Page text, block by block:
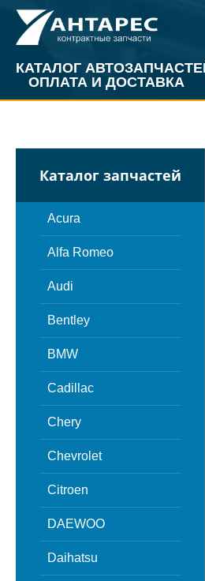
КАТАЛОГ
ОПЛАТА И ДОСТАВКА
Каталог запчастей
Acura
Alfa Romeo
Audi
Bentley
BMW
Cadillac
Chery
Chevrolet
Citroen
DAEWOO
Daihatsu